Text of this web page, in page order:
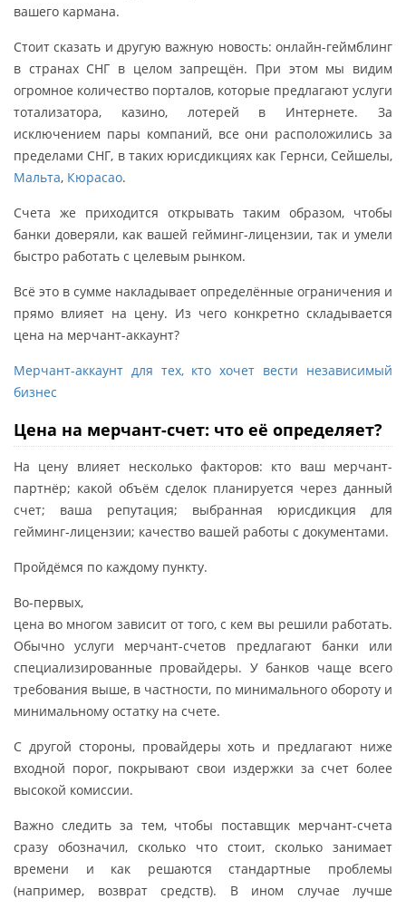
вашего кармана.
Стоит сказать и другую важную новость: онлайн-геймблинг
в странах СНГ в целом запрещён. При этом мы видим
огромное количество порталов, которые предлагают услуги
тотализатора, казино, лотерей в Интернете. За
исключением пары компаний, все они расположились за
пределами СНГ, в таких юрисдикциях как Гернси, Сейшелы,
Мальта, Кюрасао.
Счета же приходится открывать таким образом, чтобы
банки доверяли, как вашей гейминг-лицензии, так и умели
быстро работать с целевым рынком.
Всё это в сумме накладывает определённые ограничения и
прямо влияет на цену. Из чего конкретно складывается
цена на мерчант-аккаунт?
Мерчант-аккаунт для тех, кто хочет вести независимый
бизнес
Цена на мерчант-счет: что её определяет?
На цену влияет несколько факторов: кто ваш мерчант-
партнёр; какой объём сделок планируется через данный
счет; ваша репутация; выбранная юрисдикция для
гейминг-лицензии; качество вашей работы с документами.
Пройдёмся по каждому пункту.
Во-первых,
цена во многом зависит от того, с кем вы решили работать.
Обычно услуги мерчант-счетов предлагают банки или
специализированные провайдеры. У банков чаще всего
требования выше, в частности, по минимального обороту и
минимальному остатку на счете.
С другой стороны, провайдеры хоть и предлагают ниже
входной порог, покрывают свои издержки за счет более
высокой комиссии.
Важно следить за тем, чтобы поставщик мерчант-счета
сразу обозначил, сколько что стоит, сколько занимает
времени и как решаются стандартные проблемы
(например, возврат средств). В ином случае лучше